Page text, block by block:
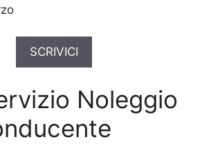
SCRIVICI
Noleggio